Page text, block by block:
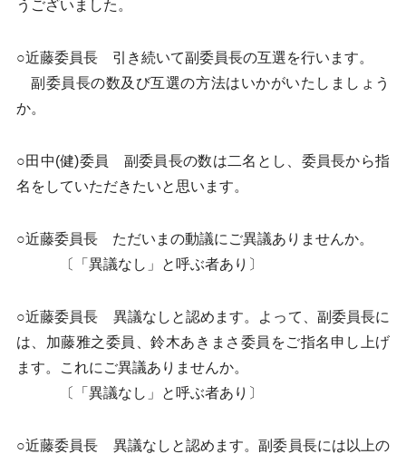
うございました。
○近藤委員長 引き続いて副委員長の互選を行います。
副委員長の数及び互選の方法はいかがいたしましょう
か。
○田中(健)委員 副委員長の数は二名とし、委員長から指
名をしていただきたいと思います。
○近藤委員長 ただいまの動議にご異議ありませんか。
〔「異議なし」と呼ぶ者あり〕
○近藤委員長 異議なしと認めます。よって、副委員長に
は、加藤雅之委員、鈴木あきまさ委員をご指名申し上げ
ます。これにご異議ありませんか。
〔「異議なし」と呼ぶ者あり〕
○近藤委員長 異議なしと認めます。副委員長には以上の